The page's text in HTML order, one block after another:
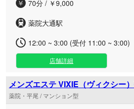
70分 / ￥9,000
薬院大通駅
12:00 ~ 3:00 (受付 11:00 ~ 3:00)
店舗詳細
メンズエステ VIXIE（ヴィクシー
薬院・平尾 / マンション型